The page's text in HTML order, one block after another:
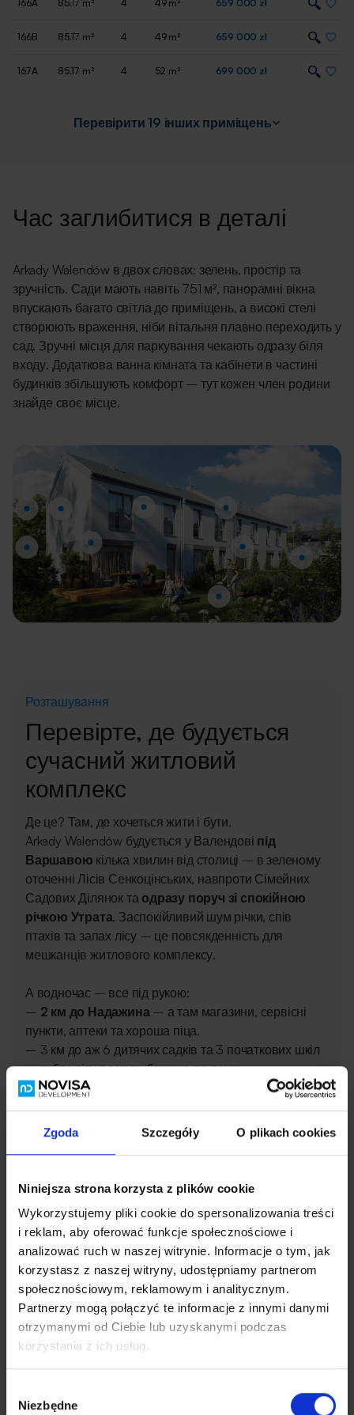
Zgoda Szczegóły O plikach cookies
Niniejsza strona korzysta z plików cookie
Wykorzystujemy pliki cookie do spersonalizowania treści
i reklam, aby oferować funkcje społecznościowe i
analizować ruch w naszej witrynie. Informacje o tym, jak
korzystasz z naszej witryny, udostępniamy partnerom
społecznościowym, reklamowym i analitycznym.
Partnerzy mogą połączyć te informacje z innymi danymi
otrzymanymi od Ciebie lub uzyskanymi podczas
korzystania z ich usług.
zgody
Niezbędne
166A 85.17 m² 4 49 m² 659 000 zł
166B 85.17 m² 4 49 m² 659 000 zł
167A 85.17 m² 4 52 m² 699 000 zł
Перевірити 19 інших приміщень
Час заглибитися в деталі
Arkady Walendów в двох словах: зелень, простір та
зручність. Сади мають навіть 751 м², панорамні вікна
впускають багато світла до приміщень, а високі стелі
створюють враження, ніби вітальня плавно переходить у
сад. Зручні місця для паркування чекають одразу біля
входу. Додаткова ванна кімната та кабінети в частині
будинків збільшують комфорт – тут кожен член родини
знайде своє місце.
Розташування
Перевірте, де будується
сучасний житловий
комплекс
Де це? Там, де хочеться жити і бути.
Arkady Walendów будується у Валендові під
Варшавою кілька хвилин від столиці – в зеленому
оточенні Лісів Сенкоцінських, навпроти Сімейних
Садових Ділянок таодразу поруч зі спокійною
річкою Утрата. Заспокійливий шум річки, спів
птахів та запах лісу – це повсякденність для
мешканців житлового комплексу.
А водночас – все під рукою:
– 2 км до Надажина– а там магазини, сервісні
пункти, аптеки та хороша піца.
– 3 км до аж 6 дитячих садків та 3 початкових шкіл
– тобто діти ростуть близько до дому.
–1 хвилина до автобусної зупинки
– буквально
за рогом.
– 15 хвилин на машині до ТЦ Янки – більші
покупки, IKEA, кіно та кава з тістечком.
S8. До Західних районів – навіть швидше.
Трасу S8– місто та агломерація в межах
досяжності
Тобто: ні занадто далеко, ні занадто близько.